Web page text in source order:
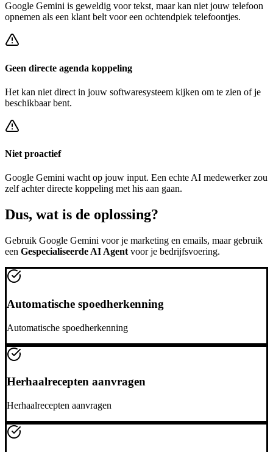
Google Gemini is geweldig voor tekst, maar kan niet jouw telefoon
opnemen als een klant belt voor een ochtendpiek telefoontjes.
Geen directe agenda koppeling
Het kan niet direct in jouw softwaresysteem kijken om te zien of je
beschikbaar bent.
Niet proactief
Google Gemini wacht op jouw input. Een echte AI medewerker zou
zelf achterdirecte koppeling met his aan gaan.
Dus, wat is de oplossing?
Gebruik Google Gemini voor je marketing en emails, maar gebruik
een Gespecialiseerde AI Agent voor je bedrijfsvoering.
Automatische spoedherkenning
Automatische spoedherkenning
Herhaalrecepten aanvragen
Herhaalrecepten aanvragen